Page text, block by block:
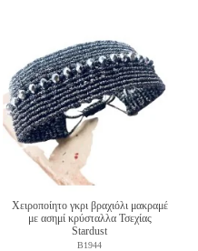
Χειροποίητο γκρι βραχιόλι μακραμέ
με ασημί κρύσταλλα Τσεχίας
Stardust
Β1944